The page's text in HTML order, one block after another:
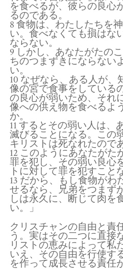
を食べるが、彼らの良心
るのである。
8 食物は、わたしたちを
い。食べなくても損はな
ならない。
9 しかし、あなたがたの
ちのつまずきにならない
い。
10 なぜなら、ある人が
像の宮で食事をしている
の良心が弱いため、それ
像への供え物を食べるよ
か。
11 するとその弱い人は、
滅びることになる。この
キリストは死なれたので
12 このようにあなたがた
罪を犯し、その弱い良心
トに対して罪を犯すこと
13 だから、もし食物が
せるなら、兄弟をつまず
しは永久に、断じて肉を
い。」
クリスチャンの自由と責
う。実はその二つに直接
リストの恵みによって私
いえ、その自由を行使す
を作って成長させる責任